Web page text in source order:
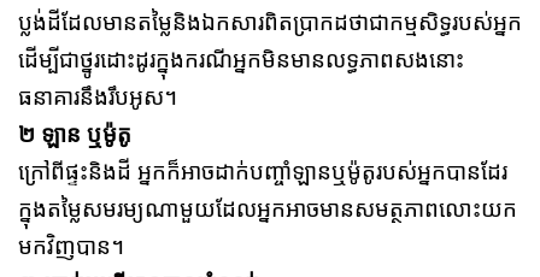
ប្លង់ដីដែលមានតម្លៃនិងឯកសារពិតប្រាកដថាជាកម្មសិទ្ធរបស់អ្នក
ដើម្បីជាថ្នូរដោះដូរក្នុងករណីអ្នកមិនមានលទ្ធភាពសងនោះ
ធនាគារនឹងរឹបអូស។
២ ឡាន ឬម៉ូតូ
ក្រៅពីផ្ទះនិងដី​ អ្នកក៏អាចដាក់បញ្ចាំឡានឬម៉ូតូរបស់អ្នកបានដែរ
ក្នុងតម្លៃសមរម្យណាមួយដែលអ្នកអាចមានសមត្ថភាពលោះយក
មកវិញបាន។